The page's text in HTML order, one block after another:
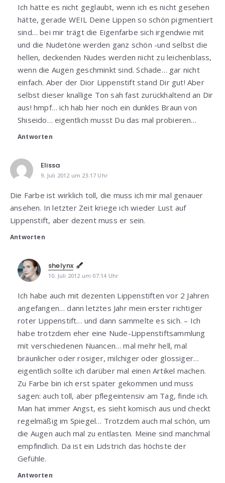
Ich hätte es nicht geglaubt, wenn ich es nicht gesehen
hätte, gerade WEIL Deine Lippen so schön pigmentiert
sind… bei mir trägt die Eigenfarbe sich irgendwie mit
und die Nudetöne werden ganz schön -und selbst die
hellen, deckenden Nudes werden nicht zu leichenblass,
wenn die Augen geschminkt sind. Schade… gar nicht
einfach. Aber der Dior Lippenstift stand Dir gut! Aber
selbst dieser knallige Ton sah fast zurückhaltend an Dir
aus! hmpf… ich hab hier noch ein dunkles Braun von
Shiseido… eigentlich musst Du das mal probieren…
Antworten
Elissa
9. Juli 2012 um 23:17 Uhr
Die Farbe ist wirklich toll, die muss ich mir mal genauer
ansehen. In letzter Zeit kriege ich wieder Lust auf
Lippenstift, aber dezent muss er sein.
Antworten
shelynx
10. Juli 2012 um 07:14 Uhr
Ich habe auch mit dezenten Lippenstiften vor 2 Jahren
angefangen… dann letztes Jahr mein erster richtiger
roter Lippenstift… und dann sammelte es sich. – Ich
habe trotzdem eher eine Nude-Lippenstiftsammlung
mit verschiedenen Nuancen… mal mehr hell, mal
bräunlicher oder rosiger, milchiger oder glossiger…
eigentlich sollte ich darüber mal einen Artikel machen.
Zu Farbe bin ich erst später gekommen und muss
sagen: auch toll, aber pflegeintensiv am Tag, finde ich.
Man hat immer Angst, es sieht komisch aus und checkt
regelmäßig im Spiegel… Trotzdem auch mal schön, um
die Augen auch mal zu entlasten. Meine sind manchmal
empfindlich. Da ist ein Lidstrich das höchste der
Gefühle.
Antworten